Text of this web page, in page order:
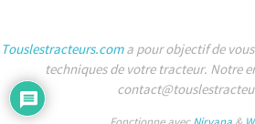
Touslestracteurs.coma pour objectif de
techniques de votre tracteur. Notre